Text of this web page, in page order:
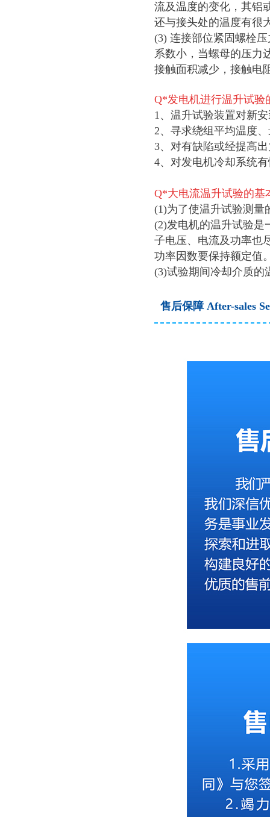
流及温度的变化，其铝
还与接头处的温度有很
(3) 连接部位紧固螺栓
系数小，当螺母的压力
接触面积减少，接触电
Q*发电机进行温升试验
1、温升试验装置对新
2、寻求绕组平均温度
3、对有缺陷或经提高
4、对发电机冷却系统
Q*大电流温升试验的基
(1)为了使温升试验测量
(2)发电机的温升试验是
子电压、电流及功率也
功率因数要保持额定值
(3)试验期间冷却介质的
售后保障 After-sales